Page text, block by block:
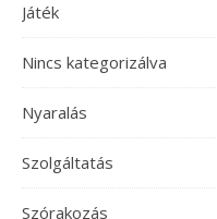
Játék
Nincs kategorizálva
Nyaralás
Szolgáltatás
Szórakozás